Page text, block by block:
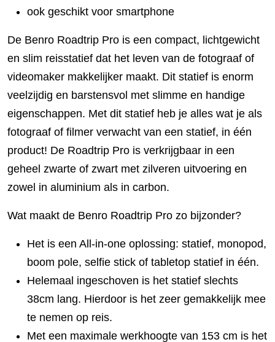
ook geschikt voor smartphone
De Benro Roadtrip Pro is een compact, lichtgewicht
en slim reisstatief dat het leven van de fotograaf of
videomaker makkelijker maakt. Dit statief is enorm
veelzijdig en barstensvol met slimme en handige
eigenschappen. Met dit statief heb je alles wat je als
fotograaf of filmer verwacht van een statief, in één
product! De Roadtrip Pro is verkrijgbaar in een
geheel zwarte of zwart met zilveren uitvoering en
zowel in aluminium als in carbon.
Wat maakt de Benro Roadtrip Pro zo bijzonder?
Het is een All-in-one oplossing: statief, monopod,
boom pole, selfie stick of tabletop statief in één.
Helemaal ingeschoven is het statief slechts
38cm lang. Hierdoor is het zeer gemakkelijk mee
te nemen op reis.
Met een maximale werkhoogte van 153 cm is het